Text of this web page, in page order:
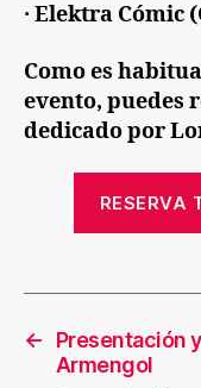
· Elektra Cómic
Como es
evento, puedes
dedicado por
RESERVA
←
Presentación
Armengol